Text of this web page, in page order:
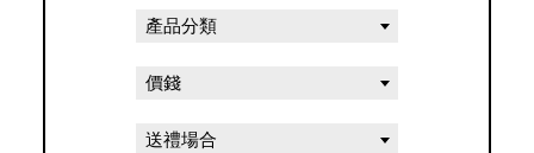
產品分類
價錢
送禮場合